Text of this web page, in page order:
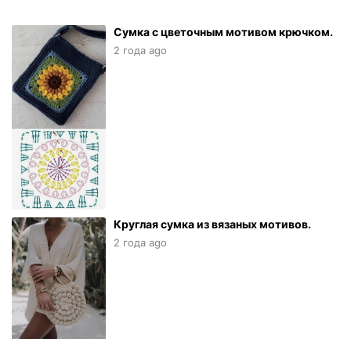
Сумка с цветочным мотивом крючком.
2 года ago
Круглая сумка из вязаных мотивов.
2 года ago